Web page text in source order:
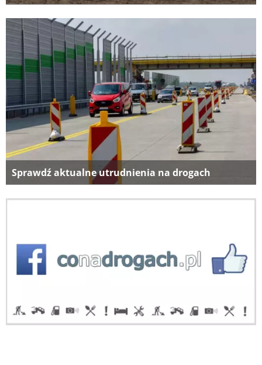
Sprawdź aktualne utrudnienia na drogach